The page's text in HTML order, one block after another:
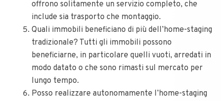
offrono solitamente un servizio completo, che
include sia trasporto che montaggio.
Quali immobili beneficiano di più dell’home-staging
tradizionale? Tutti gli immobili possono
beneficiarne, in particolare quelli vuoti, arredati in
modo datato o che sono rimasti sul mercato per
lungo tempo.
Posso realizzare autonomamente l’home-staging